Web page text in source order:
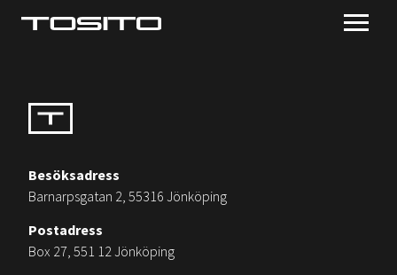
Besöksadress
Barnarpsgatan 2, 55316 Jönköping
Postadress
Box 27, 551 12 Jönköping